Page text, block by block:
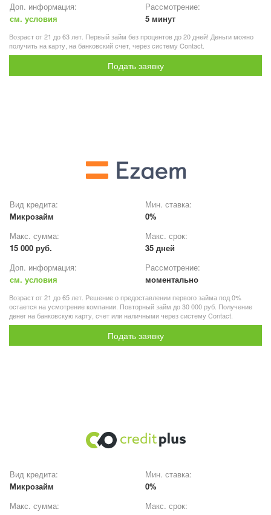
Доп. информация:
см. условия
Рассмотрение:
5 минут
Возраст от 21 до 63 лет. Первый займ без процентов до 20 дней! Деньги можно
получить на карту, на банковский счет, через систему Contact.
Подать заявку
Вид кредита:
Микрозайм
Мин. ставка:
0%
Макс. сумма:
15 000 руб.
Макс. срок:
35 дней
Доп. информация:
см. условия
Рассмотрение:
моментально
Возраст от 21 до 65 лет. Решение о предоставлении первого займа под 0%
остается на усмотрение компании. Повторный займ до 30 000 руб. Получение
денег на банковскую карту, счет или наличными через систему Contact.
Подать заявку
Вид кредита:
Микрозайм
Мин. ставка:
0%
Макс. сумма:
Макс. срок: